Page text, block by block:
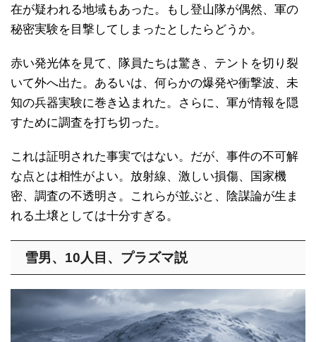
在が疑われる地域もあった。もし登山隊が偶然、軍の
秘密実験を目撃してしまったとしたらどうか。
赤い発光体を見て、隊員たちは驚き、テントを切り裂
いて外へ出た。あるいは、何らかの爆発や衝撃波、未
知の兵器実験に巻き込まれた。さらに、軍が情報を隠
すために調査を打ち切った。
これは証明された事実ではない。だが、事件の不可解
な点とは相性がよい。放射線、激しい損傷、国家機
密、調査の不透明さ。これらが並ぶと、陰謀論が生ま
れる土壌としては十分すぎる。
雪男、10人目、プラズマ説